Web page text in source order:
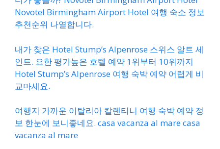
Novotel Birmingham Airport Hotel 여행 숙소 정보
추천순위 나열합니다.
내가 찾은 Hotel Stump’s Alpenrose 스위스 알트 세
인트. 요한 평가높은 호텔 예약 1위부터 10위까지
Hotel Stump’s Alpenrose 여행 숙박 예약 어렵게 비
교마세요.
여행지 가까운 이탈리아 칼렌티니 여행 숙박 예약 정
보 한눈에 보니좋네요. casa vacanza al mare casa
vacanza al mare